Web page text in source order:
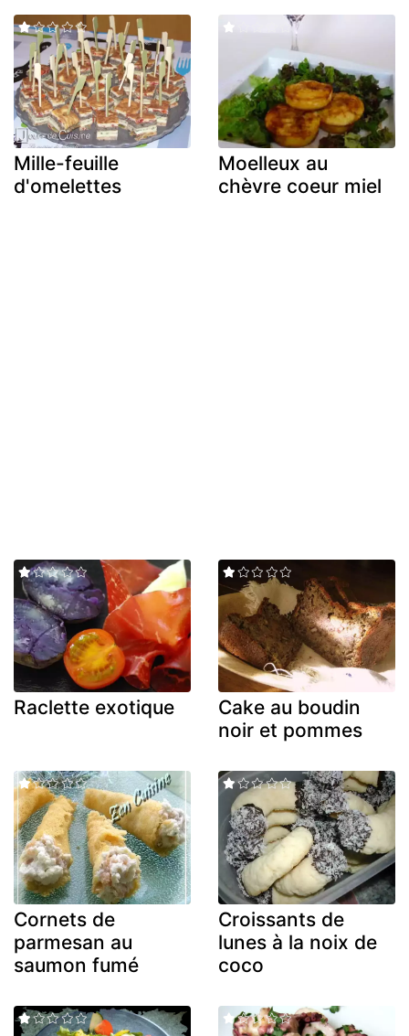
Mille-feuille
d'omelettes
Moelleux au
chèvre coeur miel
Raclette exotique
Cake au boudin
noir et pommes
Cornets de
parmesan au
saumon fumé
Croissants de
lunes à la noix de
coco